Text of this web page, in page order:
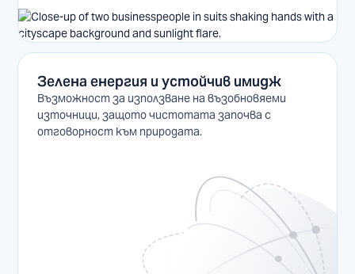
Зелена енергия и устойчив имидж
Възможност за използване на възобновяеми
източници, защото чистотата започва с
отговорност към природата.